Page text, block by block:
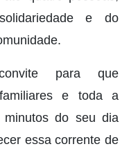
e do
para que
e toda a
minutos do seu dia
essa corrente de